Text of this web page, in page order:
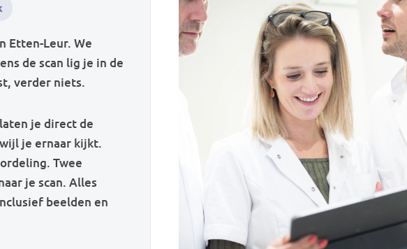
Etten-Leur. We
de scan lig je in de
verder niets.
je direct de
je ernaar kijkt.
Twee
je scan. Alles
beelden en